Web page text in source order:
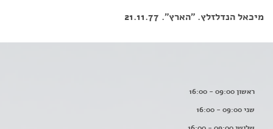
מיכאל הנדלזלץ. "הארץ". 21.11.77
ראשון 09:00 - 16:00
שני 09:00 - 16:00